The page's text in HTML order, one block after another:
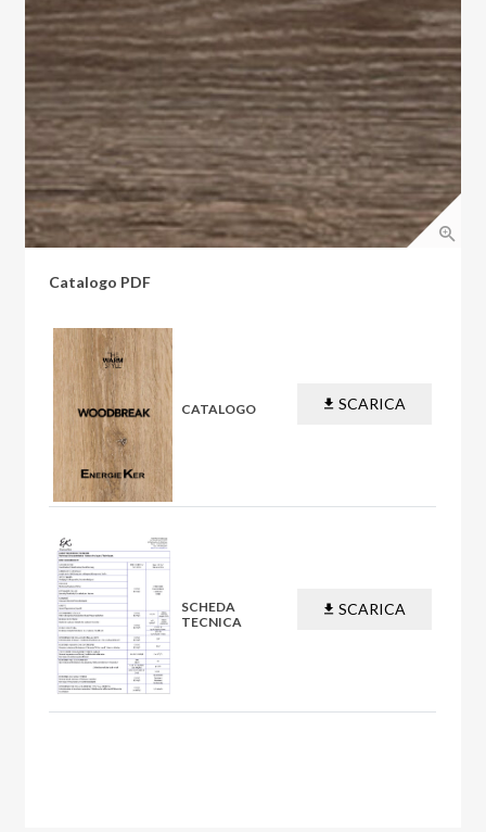
Catalogo PDF
CATALOGO SCARICA
SCHEDA
TECNICA
SCARICA